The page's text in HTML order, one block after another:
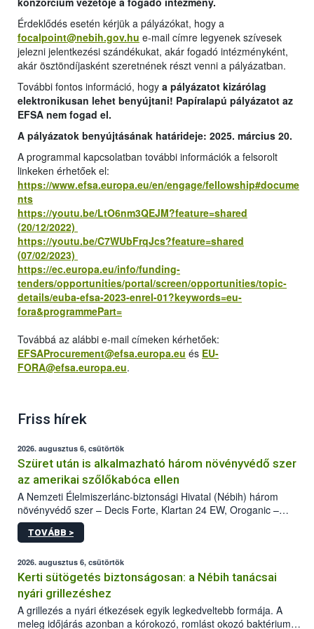
Érdeklődés esetén kérjük a pályázókat, hogy a
focalpoint@nebih.gov.hu e-mail címre legyenek szívesek
jelezni jelentkezési szándékukat, akár fogadó intézményként,
akár ösztöndíjasként szeretnének részt venni a pályázatban.
További fontos információ, hogy a pályázatot kizárólag
elektronikusan lehet benyújtani! Papíralapú pályázatot az
EFSA nem fogad el.
A pályázatok benyújtásának határideje: 2025. március 20.
A programmal kapcsolatban további információk a felsorolt
linkeken érhetőek el:
https://www.efsa.europa.eu/en/engage/fellowship#docume
nts
https://youtu.be/LtO6nm3QEJM?feature=shared
(20/12/2022)
https://youtu.be/C7WUbFrqJcs?feature=shared
(07/02/2023)
https://ec.europa.eu/info/funding-
tenders/opportunities/portal/screen/opportunities/topic-
details/euba-efsa-2023-enrel-01?keywords=eu-
fora&programmePart=
Továbbá az alábbi e-mail címeken kérhetőek:
EFSAProcurement@efsa.europa.eu és EU-
FORA@efsa.europa.eu.
Friss hírek
2026. augusztus 6, csütörtök
Szüret után is alkalmazható három növényvédő szer
az amerikai szőlőkabóca ellen
A Nemzeti Élelmiszerlánc-biztonsági Hivatal (Nébih) három
növényvédő szer – Decis Forte, Klartan 24 EW, Oroganic –
engedélyokiratát módosította, így azok a szüretet követően,
egészen a vesszőérettség (BBCH 91) stádiumáig
érésű szőlőkben is legyen lehetőség a károsító elleni további
védekezésre. Az Oroganic készítmény kis kiszerelésben kiskerti
felhasználók számára is elérhető és ökológiai termesztésben is
engedélyezett.
TOVÁBB >
2026. augusztus 6, csütörtök
Kerti sütögetés biztonságosan: a Nébih tanácsai
nyári grillezéshez
A grillezés a nyári étkezések egyik legkedveltebb formája. A
meleg időjárás azonban a kórokozó, romlást okozó baktériumok